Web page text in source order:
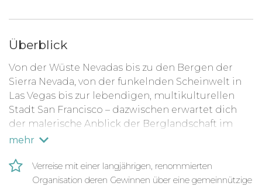
Überblick
Von der Wüste Nevadas bis zu den Bergen der
Sierra Nevada, von der funkelnden Scheinwelt in
Las Vegas bis zur lebendigen, multikulturellen
Stadt San Francisco – dazwischen erwartet dich
der malerische Anblick der Berglandschaft im
Yosemite National Park.
Übrigens: Dieser faszinierende Trip ist auch in
umgekehrter Reihenfolge buchbar!
mehr
Verreise mit einer langjährigen, renommierten
Organisation deren Gewinnen über eine gemeinnützige